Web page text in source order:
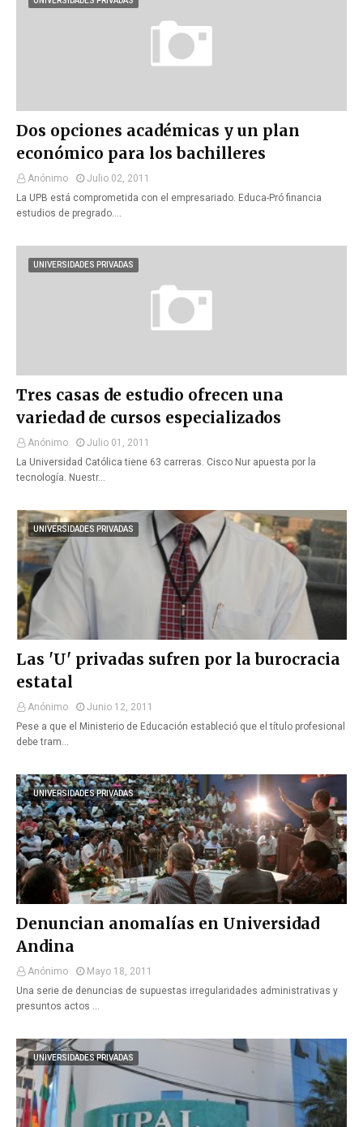
Dos opciones académicas y un plan
económico para los bachilleres
Anónimo
Julio 02, 2011
La UPB está comprometida con el empresariado. Educa-Pró financia
estudios de pregrado.…
UNIVERSIDADES PRIVADAS
Tres casas de estudio ofrecen una
variedad de cursos especializados
Anónimo
Julio 01, 2011
La Universidad Católica tiene 63 carreras. Cisco Nur apuesta por la
tecnología. Nuestr…
UNIVERSIDADES PRIVADAS
Las 'U' privadas sufren por la burocracia
estatal
Anónimo
Junio 12, 2011
Pese a que el Ministerio de Educación estableció que el título profesional
debe tram…
UNIVERSIDADES PRIVADAS
Denuncian anomalías en Universidad
Andina
Anónimo
Mayo 18, 2011
Una serie de denuncias de supuestas irregularidades administrativas y
presuntos actos …
UNIVERSIDADES PRIVADAS